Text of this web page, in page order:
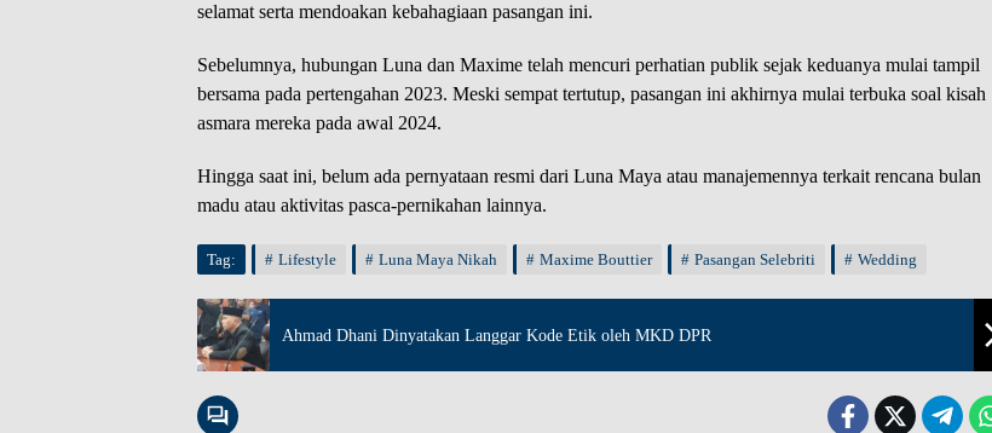
selamat serta mendoakan kebahagiaan pasangan ini.
Sebelumnya, hubungan Luna dan Maxime telah mencuri perhatian publik sejak keduanya mulai tampil
bersama pada pertengahan 2023. Meski sempat tertutup, pasangan ini akhirnya mulai terbuka soal kisah
asmara mereka pada awal 2024.
Hingga saat ini, belum ada pernyataan resmi dari Luna Maya atau manajemennya terkait rencana bulan
madu atau aktivitas pasca-pernikahan lainnya.
Tag: Lifestyle Luna Maya Nikah Maxime Bouttier Pasangan Selebriti Wedding
Ahmad Dhani Dinyatakan Langgar Kode Etik oleh MKD DPR